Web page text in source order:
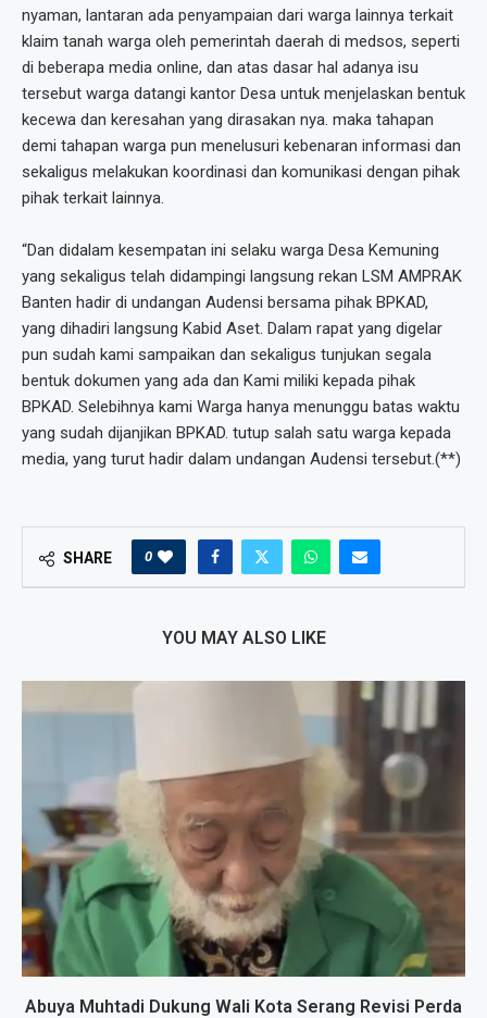
nyaman, lantaran ada penyampaian dari warga lainnya terkait
klaim tanah warga oleh pemerintah daerah di medsos, seperti
di beberapa media online, dan atas dasar hal adanya isu
tersebut warga datangi kantor Desa untuk menjelaskan bentuk
kecewa dan keresahan yang dirasakan nya. maka tahapan
demi tahapan warga pun menelusuri kebenaran informasi dan
sekaligus melakukan koordinasi dan komunikasi dengan pihak
pihak terkait lainnya.
“Dan didalam kesempatan ini selaku warga Desa Kemuning
yang sekaligus telah didampingi langsung rekan LSM AMPRAK
Banten hadir di undangan Audensi bersama pihak BPKAD,
yang dihadiri langsung Kabid Aset. Dalam rapat yang digelar
pun sudah kami sampaikan dan sekaligus tunjukan segala
bentuk dokumen yang ada dan Kami miliki kepada pihak
BPKAD. Selebihnya kami Warga hanya menunggu batas waktu
yang sudah dijanjikan BPKAD. tutup salah satu warga kepada
media, yang turut hadir dalam undangan Audensi tersebut.(**)
SHARE 0
YOU MAY ALSO LIKE
Abuya Muhtadi Dukung Wali Kota Serang Revisi Perda